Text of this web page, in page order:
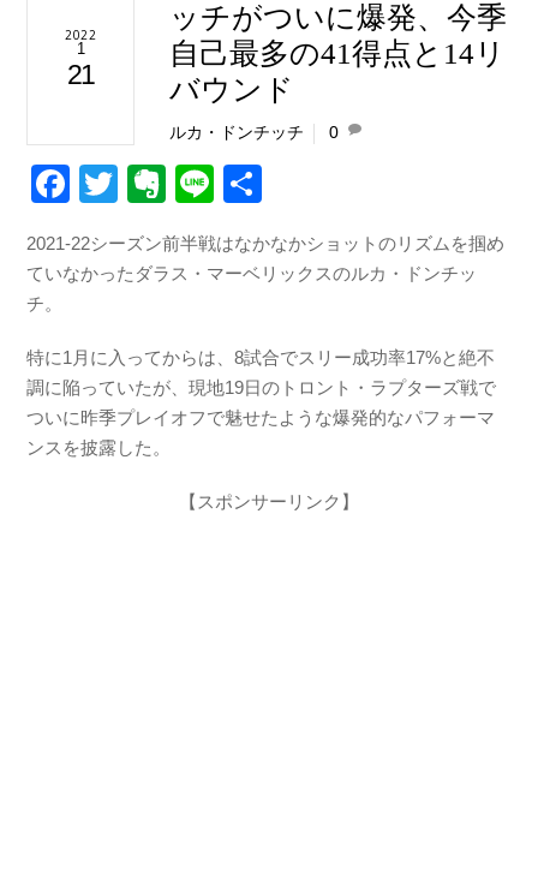
2022
1
21
ッチがついに爆発、今季
自己最多の41得点と14リ
バウンド
ルカ・ドンチッチ 0
F
c
o
o
k
T
tt
E
er
e
Li
e
2021-22シーズン前半戦はなかなかショットのリズムを掴め
ていなかったダラス・マーベリックスのルカ・ドンチッ
チ。
特に1月に入ってからは、8試合でスリー成功率17%と絶不
調に陥っていたが、現地19日のトロント・ラプターズ戦で
ついに昨季プレイオフで魅せたような爆発的なパフォーマ
ンスを披露した。
【スポンサーリンク】